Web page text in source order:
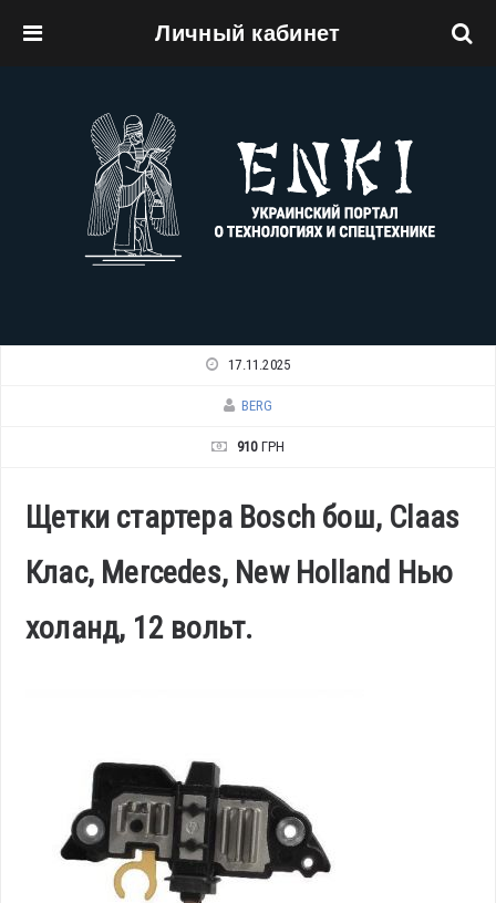
Личный кабинет
17.11.2025
BERG
910 ГРН
Щетки стартера Bosch бош, Claas
Клас, Mercedes, New Holland Нью
холанд, 12 вольт.